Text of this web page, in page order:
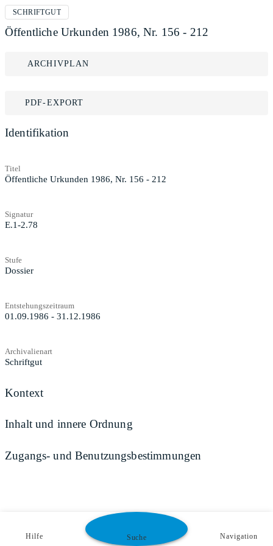
SCHRIFTGUT
Öffentliche Urkunden 1986, Nr. 156 - 212
ARCHIVPLAN
PDF-EXPORT
Identifikation
Titel
Öffentliche Urkunden 1986, Nr. 156 - 212
Signatur
E.1-2.78
Stufe
Dossier
Entstehungszeitraum
01.09.1986 - 31.12.1986
Archivalienart
Schriftgut
Kontext
Inhalt und innere Ordnung
Zugangs- und Benutzungsbestimmungen
Hilfe Suche Navigation